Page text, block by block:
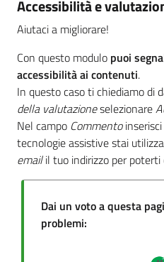
Accessibilità e
Aiutaci a migliorare!
Con questo modulo puoi
accessibilità ai contenuti.
In questo caso ti chiediamo di
della valutazioneselezionare
Nel campo Commento
tecnologie assistive stai
emailil tuo indirizzo per
Dai un voto a questa pagina e
problemi: